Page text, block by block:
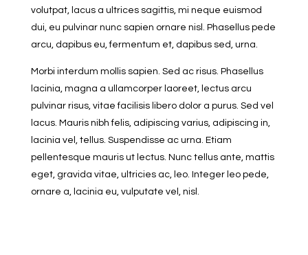
volutpat, lacus a ultrices sagittis, mi neque euismod
dui, eu pulvinar nunc sapien ornare nisl. Phasellus pede
arcu, dapibus eu, fermentum et, dapibus sed, urna.
Morbi interdum mollis sapien. Sed ac risus. Phasellus
lacinia, magna a ullamcorper laoreet, lectus arcu
pulvinar risus, vitae facilisis libero dolor a purus. Sed vel
lacus. Mauris nibh felis, adipiscing varius, adipiscing in,
lacinia vel, tellus. Suspendisse ac urna. Etiam
pellentesque mauris ut lectus. Nunc tellus ante, mattis
eget, gravida vitae, ultricies ac, leo. Integer leo pede,
ornare a, lacinia eu, vulputate vel, nisl.